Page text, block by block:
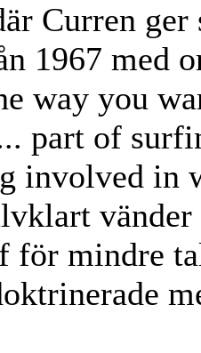
Curren
1967 med
way you
part of
involved in
för mindre